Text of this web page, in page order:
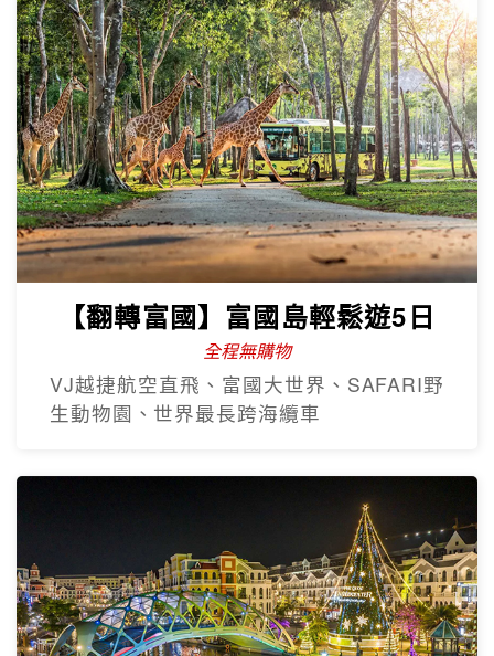
【翻轉富國】富國島輕鬆遊5日
全程無購物
VJ越捷航空直飛、富國大世界、SAFARI野
生動物園、世界最長跨海纜車